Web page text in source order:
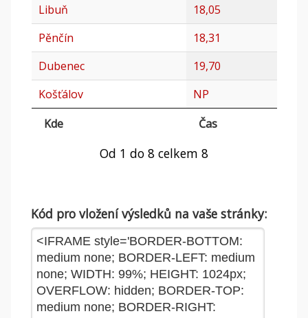
Libuň
18,05
Pěnčín
18,31
Dubenec
19,70
Košťálov
NP
Kde
Čas
Od 1 do 8 celkem 8
Kód pro vložení výsledků na vaše stránky: